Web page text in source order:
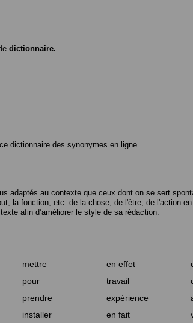
dictionnaire.
dictionnaire des synonymes en ligne.
adaptés au contexte que ceux dont on se sert
la fonction, etc. de la chose, de l'être, de l'action
afin d’améliorer le style de sa rédaction.
mettre en effet
pour travail
prendre expérience
installer en fait